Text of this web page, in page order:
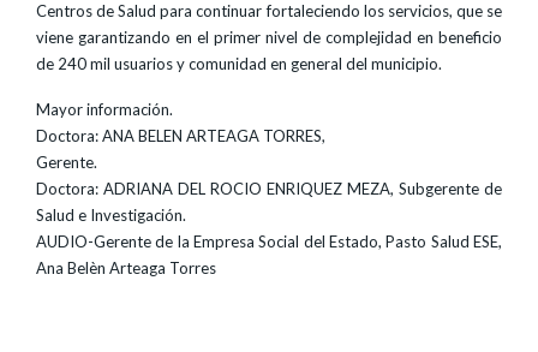
Centros de Salud para continuar fortaleciendo los servicios, que se
viene garantizando en el primer nivel de complejidad en beneficio
de 240 mil usuarios y comunidad en general del municipio.
Mayor información.
Doctora: ANA BELEN ARTEAGA TORRES,
Gerente.
Doctora: ADRIANA DEL ROCIO ENRIQUEZ MEZA, Subgerente de
Salud e Investigación.
AUDIO-Gerente de la Empresa Social del Estado, Pasto Salud ESE,
Ana Belèn Arteaga Torres